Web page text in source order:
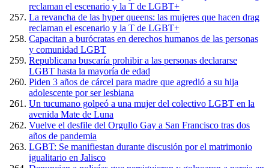
reclaman el escenario y la T de LGBT+
La revancha de las hyper queens: las mujeres que hacen drag
reclaman el escenario y la T de LGBT+
Capacitan a burócratas en derechos humanos de las personas
y comunidad LGBT
Republicana buscaría prohibir a las personas declararse
LGBT hasta la mayoría de edad
Piden 3 años de cárcel para madre que agredió a su hija
adolescente por ser lesbiana
Un tucumano golpeó a una mujer del colectivo LGBT en la
avenida Mate de Luna
Vuelve el desfile del Orgullo Gay a San Francisco tras dos
años de pandemia
LGBT: Se manifiestan durante discusión por el matrimonio
igualitario en Jalisco